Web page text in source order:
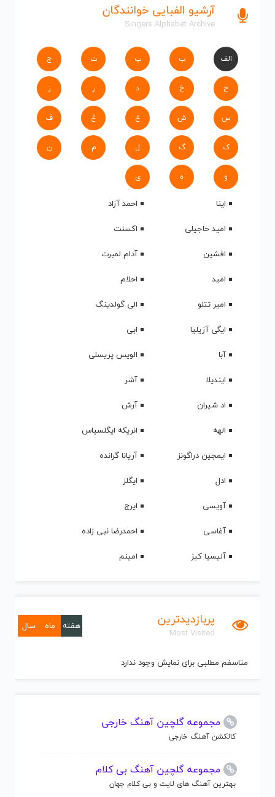
آرشیو الفبایی خوانندگان
Singers Alphabet Archive
الف ب پ ت ج
ح خ د ر ز
س ش ع غ ف
ک گ ل م ن
و ه ی
اینا
احمد آزاد
امید حاجیلی
اکسنت
افشین
آدام لمبرت
امید
احلام
امیر تتلو
الی گولدینگ
ایگی آزیلیا
ابی
آبا
الویس پریسلی
ایندیلا
آشر
اد شیران
آرش
الهه
انریکه ایگلسیاس
ایمجین دراگونز
آریانا گرانده
ادل
ایگلز
آویسی
ایرج
آغاسی
احمدرضا نبی زاده
آلیسیا کیز
امینم
پربازدیدترین
Most Visited
هفته ماه سال
متاسفم مطلبی برای نمایش وجود ندارد
مجموعه گلچین آهنگ خارجی
کالکشن آهنگ خارجی
مجموعه گلچین آهنگ بی کلام
بهترین آهنگ های لایت و بی کلام جهان